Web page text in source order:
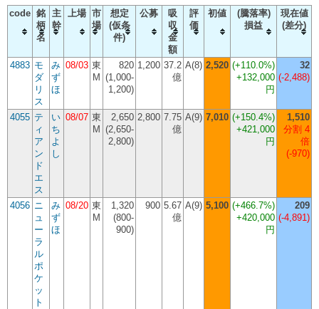
code 銘
柄
名
主
幹
上場 市
場
想定
(仮条
件)
公募
吸
収
金
額
評
価
初値
(騰落率)
損益
現在値
(差分)
4883 モ
ダ
リ
ス
み
ず
ほ
08/03 東
M
820
(1,000-
1,200)
1,200 37.2
億
A(8) 2,520 (+110.0%)
+132,000
円
32
(-2,488)
4055 テ
ィ
ア
ン
ド
エ
ス
い
ち
よ
し
08/07 東
M
2,650
(2,650-
2,800)
2,800 7.75
億
A(9) 7,010 (+150.4%)
+421,000
円
1,510
分割 4
倍
(-970)
4056 ニ
ュ
ー
ラ
ル
ポ
ケ
ッ
ト
み
ず
ほ
08/20 東
M
1,320
(800-
900)
900 5.67
億
A(9) 5,100 (+466.7%)
+420,000
円
209
(-4,891)